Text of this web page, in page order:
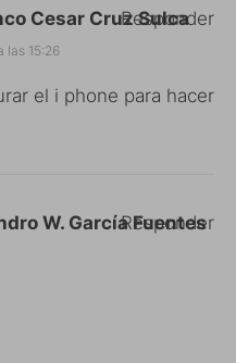
Cesar Cruz Sulca
las 15:26
el i phone para hacer
Responder
W. García Fuentes
Responder